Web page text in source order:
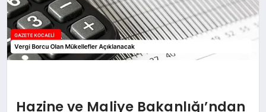
EĞITIM
Hazine ve Maliye Bakanlığı’ndan